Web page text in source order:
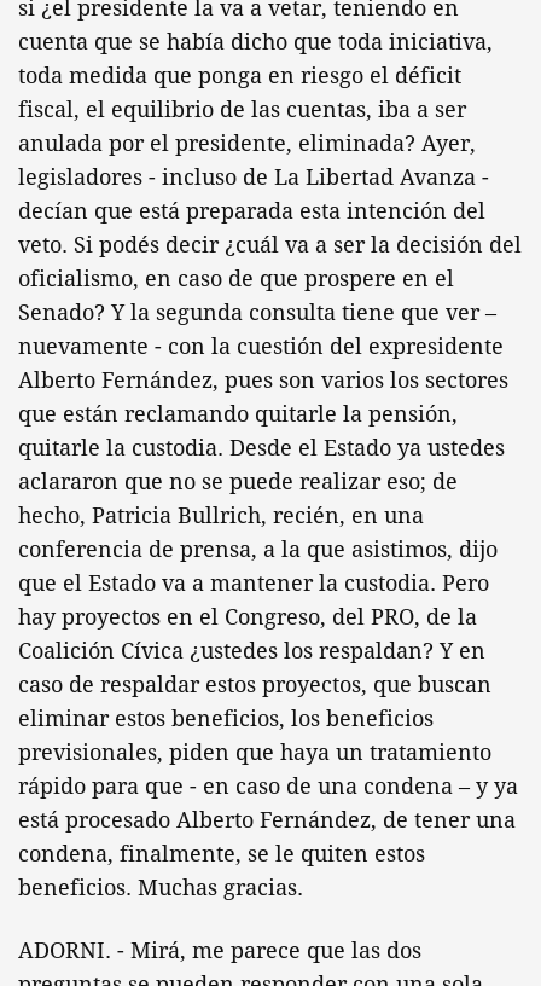
si ¿el presidente la va a vetar, teniendo en
cuenta que se había dicho que toda iniciativa,
toda medida que ponga en riesgo el déficit
fiscal, el equilibrio de las cuentas, iba a ser
anulada por el presidente, eliminada? Ayer,
legisladores - incluso de La Libertad Avanza -
decían que está preparada esta intención del
veto. Si podés decir ¿cuál va a ser la decisión del
oficialismo, en caso de que prospere en el
Senado? Y la segunda consulta tiene que ver –
nuevamente - con la cuestión del expresidente
Alberto Fernández, pues son varios los sectores
que están reclamando quitarle la pensión,
quitarle la custodia. Desde el Estado ya ustedes
aclararon que no se puede realizar eso; de
hecho, Patricia Bullrich, recién, en una
conferencia de prensa, a la que asistimos, dijo
que el Estado va a mantener la custodia. Pero
hay proyectos en el Congreso, del PRO, de la
Coalición Cívica ¿ustedes los respaldan? Y en
caso de respaldar estos proyectos, que buscan
eliminar estos beneficios, los beneficios
previsionales, piden que haya un tratamiento
rápido para que - en caso de una condena – y ya
está procesado Alberto Fernández, de tener una
condena, finalmente, se le quiten estos
beneficios. Muchas gracias.
ADORNI. - Mirá, me parece que las dos